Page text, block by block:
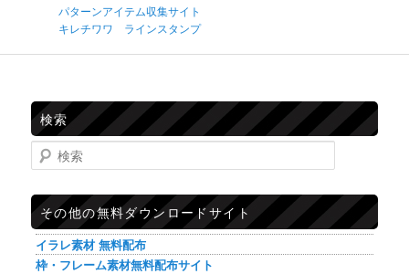
パターンアイテム収集サイト
キレチワワ ラインスタンプ
検索
検索
その他の無料ダウンロードサイト
イラレ素材 無料配布
枠・フレーム素材無料配布サイト